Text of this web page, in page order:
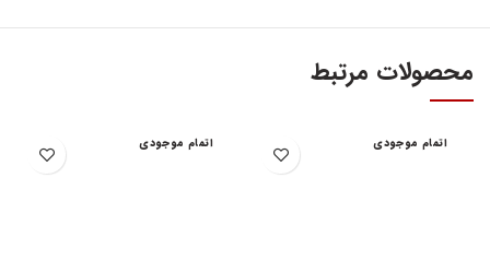
محصولات مرتبط
اتمام موجودی اتمام موجودی